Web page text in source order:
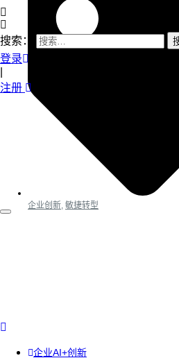
搜索：
登录
注册
企业AI+创新
企业创新 敏捷转型